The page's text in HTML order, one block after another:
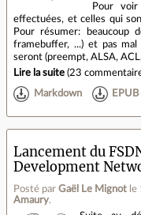
Pour
effectuées, et celles qui
Pour résumer: beaucoup
framebuffer, ...) et pas
seront (preempt, ALSA,
Lire la suite (23
Markdown EPUB
Lancement du
Development
Posté par Gaël Le Mignot le
Amaury.